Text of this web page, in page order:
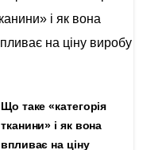
Що таке «категорія
тканини» і як вона
впливає на ціну